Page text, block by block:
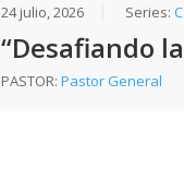
24 julio, 2026 Series:
“Desafiando
PASTOR:Pastor General